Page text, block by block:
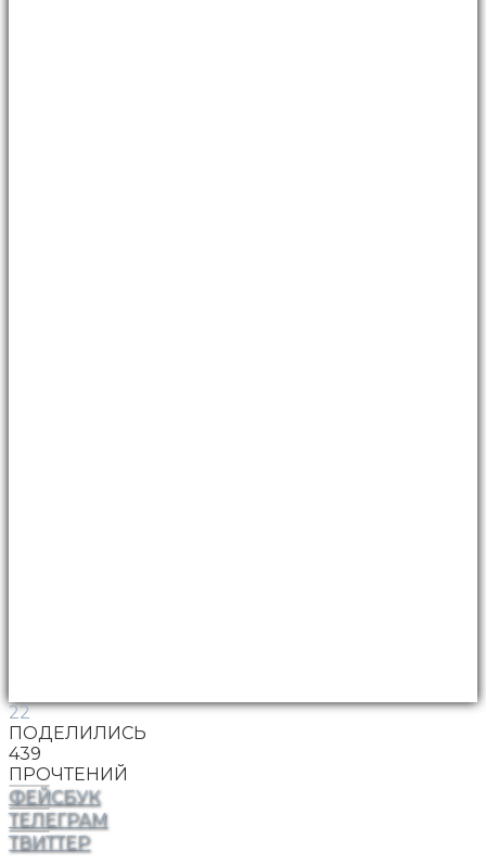
22
ПОДЕЛИЛИСЬ
439
ПРОЧТЕНИЙ
ФЕЙСБУК
ТЕЛЕГРАМ
ТВИТТЕР